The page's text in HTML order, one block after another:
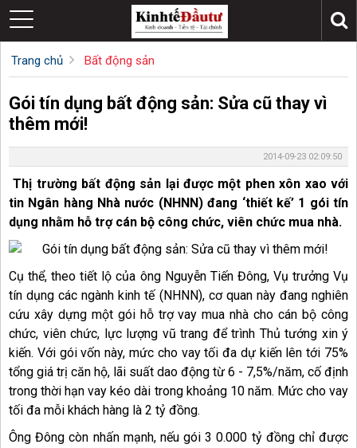
Trang chủ Bất động sản
Gói tín dụng bất động sản: Sửa cũ thay vì
thêm mới!
2014-09-23 02:09:50
Thị trường bất động sản lại được một phen xôn xao với
tin Ngân hàng Nhà nước (NHNN) đang ‘thiết kế’ 1 gói tín
dụng nhằm hỗ trợ cán bộ công chức, viên chức mua nhà.
Cụ thể, theo tiết lộ của ông Nguyễn Tiến Đông, Vụ trưởng Vụ
tín dụng các ngành kinh tế (NHNN), cơ quan này đang nghiên
cứu xây dựng một gói hỗ trợ vay mua nhà cho cán bộ công
chức, viên chức, lực lượng vũ trang để trình Thủ tướng xin ý
kiến. Với gói vốn này, mức cho vay tối đa dự kiến lên tới 75%
tổng giá trị căn hộ, lãi suất dao động từ 6 - 7,5%/năm, cố định
trong thời hạn vay kéo dài trong khoảng 10 năm. Mức cho vay
tối đa mỗi khách hàng là 2 tỷ đồng.
Ông Đông còn nhấn mạnh, nếu gói 3 0.000 tỷ đồng chỉ được